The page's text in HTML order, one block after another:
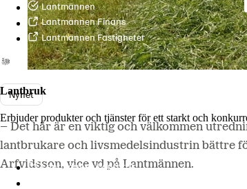
Lantmännen
Lantmännen Finans
Lantmännen Fastigheter
Lantbruk
Erbjuder produkter och tjänster för ett starkt och
Lantmännen Lantbruk
Nyhet
– Det här är en viktig och välkommen
lantbrukare och livsmedelsindustrin bättre
Arfvidsson, vice vd på Lantmännen.